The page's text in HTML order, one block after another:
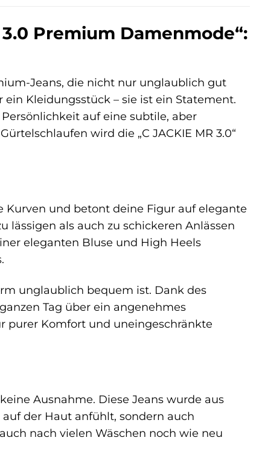
3.0 Premium Damenmode“:
Jeans, die nicht nur unglaublich gut
Kleidungsstück – sie ist ein Statement.
auf eine subtile, aber
wird die „C JACKIE MR 3.0“
Kurven und betont deine Figur auf elegante
lässigen als auch zu schickeren Anlässen
eleganten Bluse und High Heels
unglaublich bequem ist. Dank des
Tag über ein angenehmes
purer Komfort und uneingeschränkte
Ausnahme. Diese Jeans wurde aus
der Haut anfühlt, sondern auch
nach vielen Wäschen noch wie neu